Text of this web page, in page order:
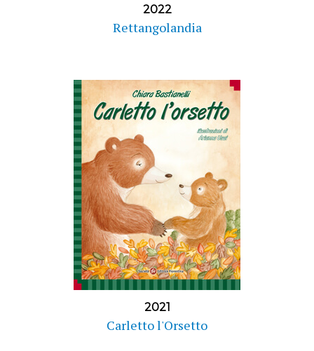
2022
Rettangolandia
2021
Carletto l'Orsetto